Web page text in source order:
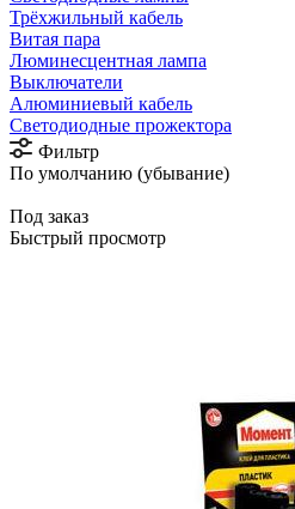
Трёхжильный кабель
Витая пара
Люминесцентная лампа
Выключатели
Алюминиевый кабель
Светодиодные прожектора
Фильтр
По умолчанию (убывание)
Под заказ
Быстрый просмотр